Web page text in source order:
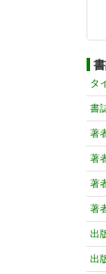
タ
書
著
著
著
著
出
出